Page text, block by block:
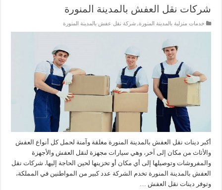
شركات نقل العفش بالمدينة المنورة
خدمات منزلية بالمدينة المنورة,شركة نقل عفش بالمدينة المنورة
أكبر دينات نقل العفش بالمدينة المنورة مغلقة وآمنة لحمل كل أنواع العفش
والأثاث من مكان إلى آخر، وهي سيارات مجهزة لنقل العفش والأجهزة
والمفروشات وتوصيلها إلى أي مكان أو تخزينها لحين الحاجة إليها. شركات نقل
العفش بالمدينة المنورة تخدم الشركة عدد كبير من المواطنين في المملكة،
وتوفر دينات نقل العفش …